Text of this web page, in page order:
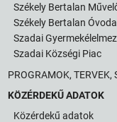
Székely Bertalan
Székely Bertalan
Szadai
Szadai Községi Piac
PROGRAMOK, TERVEK,
KÖZÉRDEKŰ ADATOK
Közérdekű adatok